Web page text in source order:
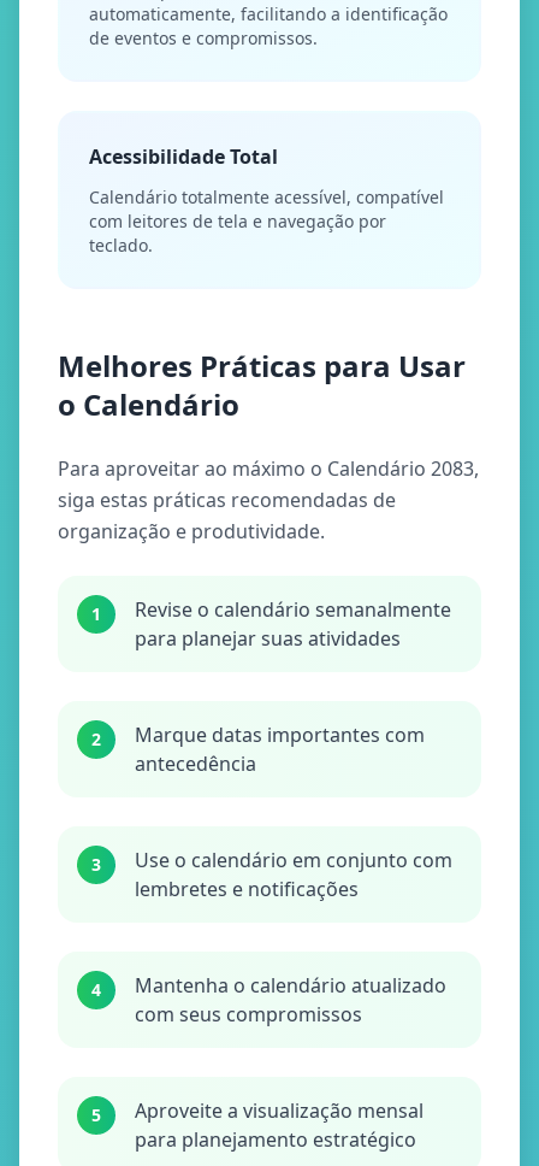
automaticamente, facilitando a identificação
de eventos e compromissos.
Acessibilidade Total
Calendário totalmente acessível, compatível
com leitores de tela e navegação por
teclado.
Melhores Práticas para Usar
o Calendário
Para aproveitar ao máximo o Calendário 2083,
siga estas práticas recomendadas de
organização e produtividade.
1
Revise o calendário semanalmente
para planejar suas atividades
2
Marque datas importantes com
antecedência
3
Use o calendário em conjunto com
lembretes e notificações
4
Mantenha o calendário atualizado
com seus compromissos
5
Aproveite a visualização mensal
para planejamento estratégico